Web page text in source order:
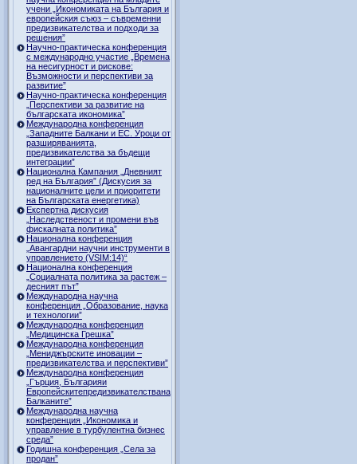
учени „Икономиката на България и
европейския съюз – съвременни
предизвикателства и подходи за
решения”
Научно-практическа конференция
с международно участие „Времена
на несигурност и рискове:
Възможности и перспективи за
развитие”
Научно-практическа конференция
„Перспективи за развитие на
българската икономика”
Международна конференция
„Западните Балкани и ЕС. Уроци от
разширяванията,
предизвикателства за бъдещи
интеграции”
Национална Кампания „Дневният
ред на България” (Дискусия за
националните цели и приоритети
на Българската енергетика)
Експертна дискусия
„Наследственост и промени във
фискалната политика”
Национална конференция
„Авангардни научни инструменти в
управлението (VSIM:14)“
Национална конференция
„Социалната политика за растеж –
десният път”
Международна научна
конференция „Образование, наука
и технологии”
Международна конференция
„Медицинска Грешка”
Международна конференция
„Мениджърските иновации –
предизвикателства и перспективи”
Международна конференция
„Гърция, Българияи
Европейскитепредизвикателствана
Балканите”
Международна научна
конференция „Икономика и
управление в турбулентна бизнес
среда”
Годишна конференция „Селa за
продан”